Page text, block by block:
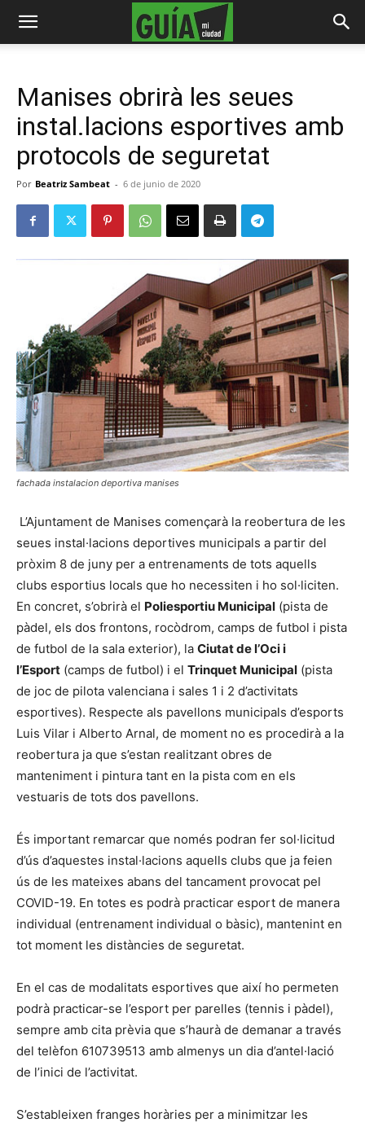
Manises obrirà les seues
instal.lacions esportives amb
protocols de seguretat
Por Beatriz Sambeat - 6 de junio de 2020
fachada instalacion deportiva manises
L’Ajuntament de Manises començarà la reobertura de les
seues instal·lacions deportives municipals a partir del
pròxim 8 de juny per a entrenaments de tots aquells
clubs esportius locals que ho necessiten i ho sol·liciten.
En concret, s’obrirà el Poliesportiu Municipal (pista de
pàdel, els dos frontons, rocòdrom, camps de futbol i pista
de futbol de la sala exterior), la Ciutat de l’Oci i
l’Esport (camps de futbol) i el Trinquet Municipal (pista
de joc de pilota valenciana i sales 1 i 2 d’activitats
esportives). Respecte als pavellons municipals d’esports
Luis Vilar i Alberto Arnal, de moment no es procedirà a la
reobertura ja que s’estan realitzant obres de
manteniment i pintura tant en la pista com en els
vestuaris de tots dos pavellons.
És important remarcar que només podran fer sol·licitud
d’ús d’aquestes instal·lacions aquells clubs que ja feien
ús de les mateixes abans del tancament provocat pel
COVID-19. En totes es podrà practicar esport de manera
individual (entrenament individual o bàsic), mantenint en
tot moment les distàncies de seguretat.
En el cas de modalitats esportives que així ho permeten
podrà practicar-se l’esport per parelles (tennis i pàdel),
sempre amb cita prèvia que s’haurà de demanar a través
del telèfon 610739513 amb almenys un dia d’antel·lació
de l’inici de l’activitat.
S’estableixen franges horàries per a minimitzar les